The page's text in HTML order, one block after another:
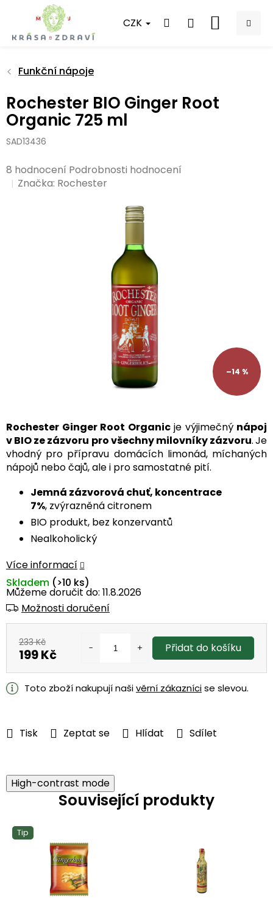
obsah
CZK
NÁKUPNÍ
Funkční nápoje
Rochester BIO Ginger Root
Organic 725 ml
SAD13436
Průměrné
hodnocení
8 hodnocení Podrobnosti hodnocení
Značka: Rochester
–14 %
Rochester Ginger Root Organicje výjimečný nápoj
v BIO ze zázvoru pro všechny milovníky zázvoru.Je
vhodný pro přípravu domácích limonád, míchaných
nápojů nebo čajů, ale i pro samostatné pití.
Jemná zázvorová chuť, koncentrace
7%, zvýrazněná citronem
BIO produkt, bez konzervantů
Nealkoholický
Více informací
Tisk Zeptat se Hlídat Sdílet
Můžeme doručit do: 11.8.2026
Možnosti doručení
Skladem (>10 ks)
233 Kč
199 Kč Přidat do košíku
Toto zboží nakupují našivěrní zákaznícise slevou.
High-contrast mode
Související produkty
Tip